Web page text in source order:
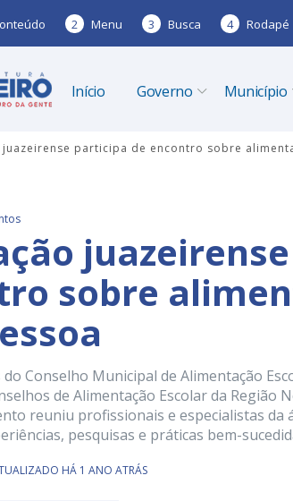
2 Menu 3 Busca 4 Rodapé
Início Governo Município
juazeirense participa de encontro sobre
sobre
Conselho Municipal de Alimentação
de Alimentação Escolar da Região
reuniu profissionais e especialistas
pesquisas e práticas bem-
HÁ 1 ANO ATRÁS